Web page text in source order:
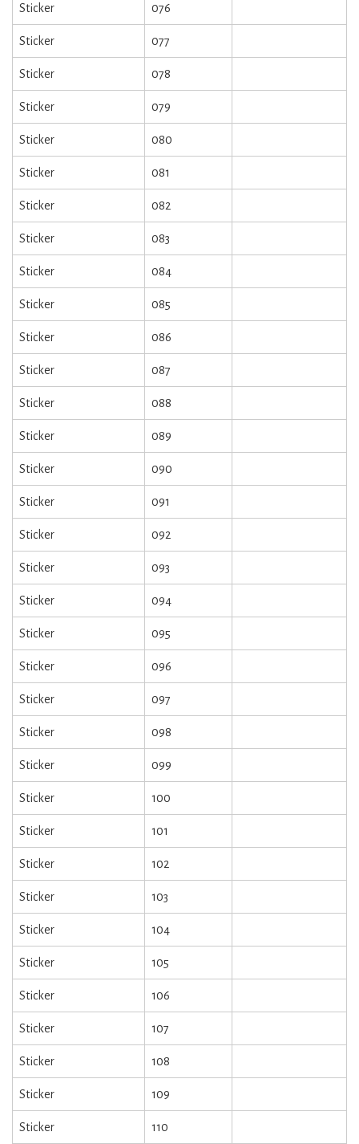
Sticker 076
Sticker 077
Sticker 078
Sticker 079
Sticker 080
Sticker 081
Sticker 082
Sticker 083
Sticker 084
Sticker 085
Sticker 086
Sticker 087
Sticker 088
Sticker 089
Sticker 090
Sticker 091
Sticker 092
Sticker 093
Sticker 094
Sticker 095
Sticker 096
Sticker 097
Sticker 098
Sticker 099
Sticker 100
Sticker 101
Sticker 102
Sticker 103
Sticker 104
Sticker 105
Sticker 106
Sticker 107
Sticker 108
Sticker 109
Sticker 110